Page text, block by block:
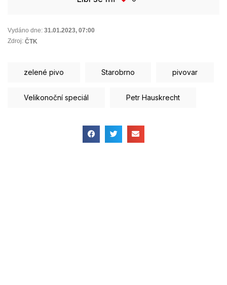
Vydáno dne: 31.01.2023, 07:00
Zdroj: ČTK
zelené pivo Starobrno pivovar
Velikonoční speciál Petr Hauskrecht